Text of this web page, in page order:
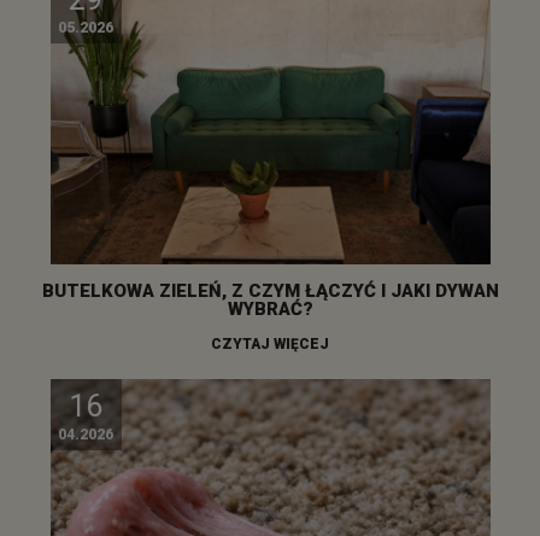
05.2026
BUTELKOWA ZIELEŃ, Z CZYM ŁĄCZYĆ I JAKI DYWAN
WYBRAĆ?
CZYTAJ WIĘCEJ
16
04.2026